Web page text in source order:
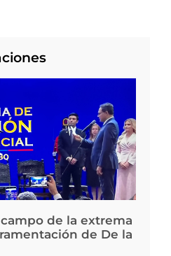
de la extrema
de De la